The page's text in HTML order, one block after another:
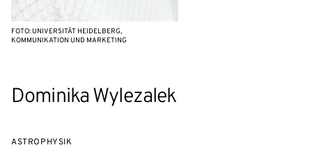
Dominika Wylezalek
ASTROPHYSIK
FOTO: UNIVERSITÄT HEIDELBERG,
KOMMUNIKATION UND MARKETING